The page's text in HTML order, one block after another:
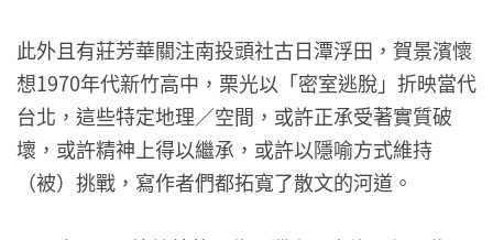
此外且有莊芳華關注南投頭社古日潭浮田，賀景濱懷
想1970年代新竹高中，栗光以「密室逃脫」折映當代
台北，這些特定地理／空間，或許正承受著實質破
壞，或許精神上得以繼承，或許以隱喻方式維持
（被）挑戰，寫作者們都拓寬了散文的河道。